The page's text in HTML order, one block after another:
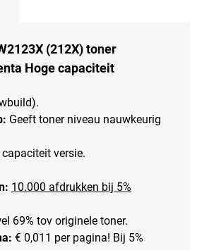
(212X) toner
Hoge capaciteit
Geeft toner niveau nauwkeurig
capaciteit versie.
10.000 afdrukken bij 5%
69% tov originele toner.
€ 0,011 per pagina! Bij 5%